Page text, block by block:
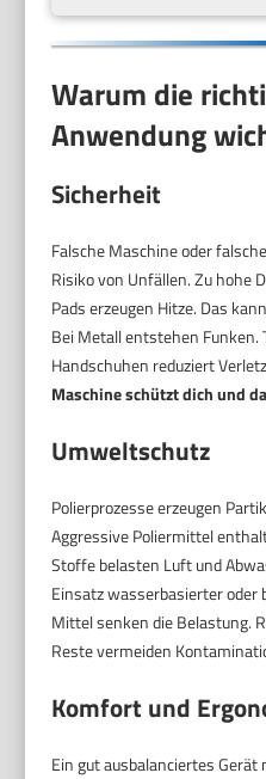
Warum die
Anwendung
Sicherheit
Falsche Maschine oder
Risiko von Unfällen. Zu hohe
Pads erzeugen Hitze. Das
Bei Metall entstehen Funken.
Handschuhen reduziert
Maschine schützt dich und
Umweltschutz
Polierprozesse erzeugen
Aggressive Poliermittel
Stoffe belasten Luft und
Einsatz wasserbasierter oder
Mittel senken die Belastung.
Reste vermeiden
Komfort und
Ein gut ausbalanciertes